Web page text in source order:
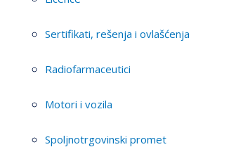
Sertifikati, rešenja i ovlašćenja
Radiofarmaceutici
Motori i vozila
Spoljnotrgovinski promet